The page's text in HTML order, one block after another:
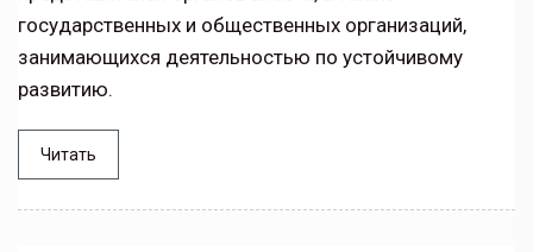
государственных и общественных организаций,
занимающихся деятельностью по устойчивому
развитию.
Читать